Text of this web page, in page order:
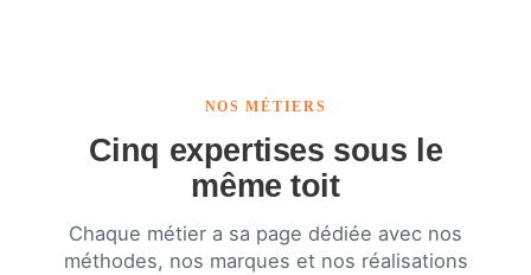
NOS MÉTIERS
Cinq expertises sous le
même toit
Chaque métier a sa page dédiée avec nos
méthodes, nos marques et nos réalisations